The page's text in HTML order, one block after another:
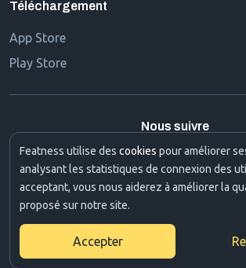
Featness utilise des cookies pour améliorer
analysant les statistiques de connexion des
acceptant, vous nous aiderez à améliorer la
proposé sur notre site.
Accepter
Téléchargement
App Store
Play Store
Nous suivre
Copyright © Featness 2022. Tous